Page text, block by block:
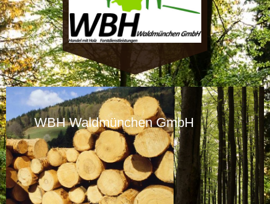
WBH Waldmünchen GmbH